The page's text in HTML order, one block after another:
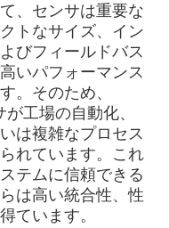
、センサは重要な
トなサイズ、イン
びフィールドバス
いパフォーマンス
。そのため、
工場の自動化、
は複雑なプロセス
れています。これ
テムに信頼できる
は高い統合性、性
ています。